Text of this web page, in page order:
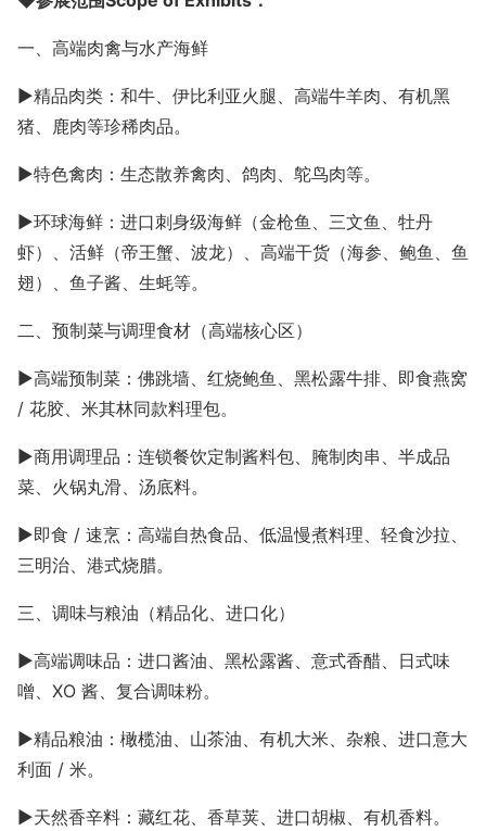
一、高端肉禽与水产海鲜
►精品肉类：和牛、伊比利亚火腿、高端牛羊肉、有机黑
猪、鹿肉等珍稀肉品。
►特色禽肉：生态散养禽肉、鸽肉、鸵鸟肉等。
►环球海鲜：进口刺身级海鲜（金枪鱼、三文鱼、牡丹
虾）、活鲜（帝王蟹、波龙）、高端干货（海参、鲍鱼、鱼
翅）、鱼子酱、生蚝等。
二、预制菜与调理食材（高端核心区）
►高端预制菜：佛跳墙、红烧鲍鱼、黑松露牛排、即食燕窝
/ 花胶、米其林同款料理包。
►商用调理品：连锁餐饮定制酱料包、腌制肉串、半成品
菜、火锅丸滑、汤底料。
►即食 / 速烹：高端自热食品、低温慢煮料理、轻食沙拉、
三明治、港式烧腊。
三、调味与粮油（精品化、进口化）
►高端调味品：进口酱油、黑松露酱、意式香醋、日式味
噌、 XO 酱、复合调味粉。
►精品粮油：橄榄油、山茶油、有机大米、杂粮、进口意大
利面 / 米。
►天然香辛料：藏红花、香草荚、进口胡椒、有机香料。